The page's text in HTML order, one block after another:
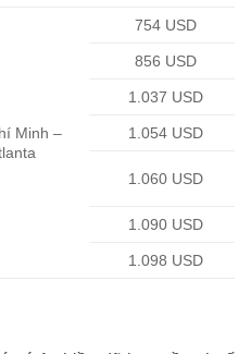
Minh –
754 USD
856 USD
1.037 USD
1.054 USD
1.060 USD
1.090 USD
1.098 USD